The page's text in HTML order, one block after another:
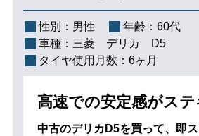
性別： 男性 年齢： 60代
車種： 三菱 デリカ D5
タイヤ使用月数： 6ヶ月
高速での安定感がス
中古のデリカD5を買って、即